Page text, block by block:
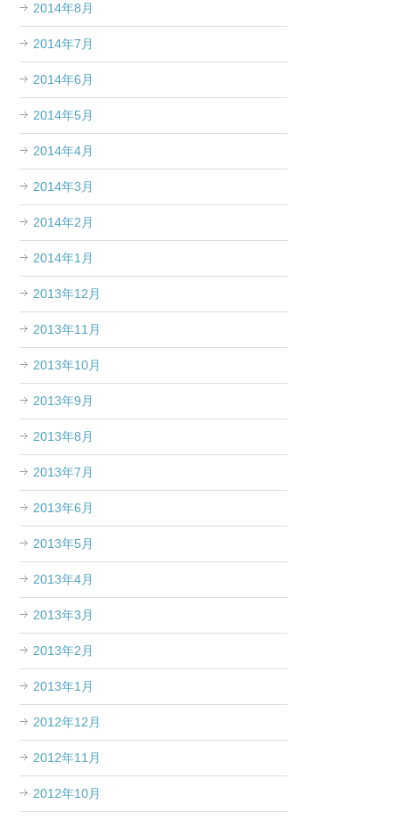
2014年8月
2014年7月
2014年6月
2014年5月
2014年4月
2014年3月
2014年2月
2014年1月
2013年12月
2013年11月
2013年10月
2013年9月
2013年8月
2013年7月
2013年6月
2013年5月
2013年4月
2013年3月
2013年2月
2013年1月
2012年12月
2012年11月
2012年10月